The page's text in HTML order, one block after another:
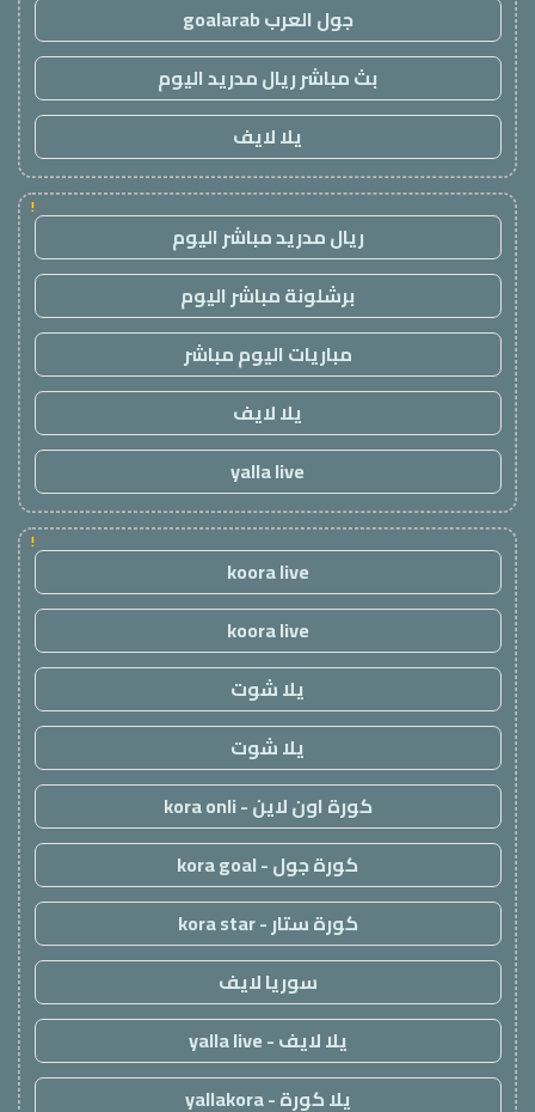
جول العرب goalarab
بث مباشر ريال مدريد اليوم
يلا لايف
!
ريال مدريد مباشر اليوم
برشلونة مباشر اليوم
مباريات اليوم مباشر
يلا لايف
yalla live
!
koora live
koora live
يلا شوت
يلا شوت
كورة اون لاين - kora onli
كورة جول - kora goal
كورة ستار - kora star
سوريا لايف
يلا لايف - yalla live
يلا كورة - yallakora